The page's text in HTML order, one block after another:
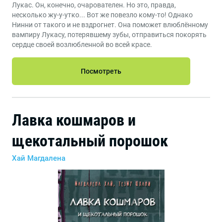
Лукас. Он, конечно, очарователен. Но это, правда,
несколько жу-у-утко... Вот же повезло кому-то! Однако
Нинни от такого и не вздрогнет. Она поможет влюблённому
вампиру Лукасу, потерявшему зубы, отправиться покорять
сердце своей возлюбленной во всей красе.
Посмотреть
Лавка кошмаров и
щекотальный порошок
Хай Магдалена